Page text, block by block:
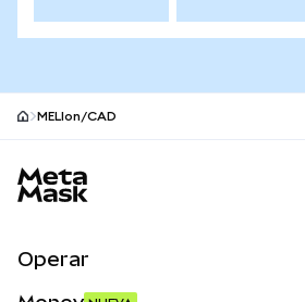
MELIon/CAD
Operar